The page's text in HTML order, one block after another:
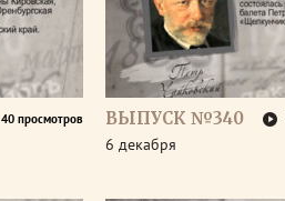
40 просмотров ВЫПУСК №340
6 декабря